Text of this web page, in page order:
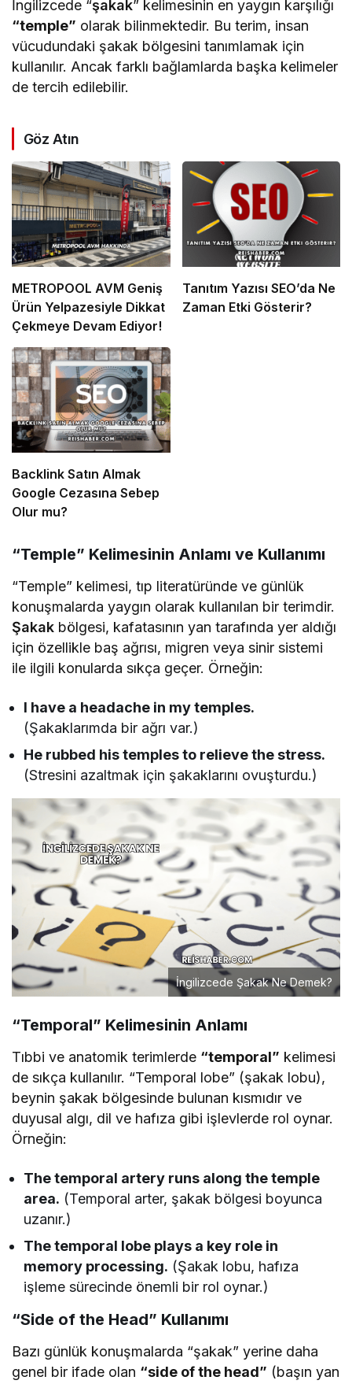
İngilizcede “şakak” kelimesinin en yaygın karşılığı
“temple” olarak bilinmektedir. Bu terim, insan
vücudundaki şakak bölgesini tanımlamak için
kullanılır. Ancak farklı bağlamlarda başka kelimeler
de tercih edilebilir.
Göz Atın
METROPOOL AVM Geniş
Ürün Yelpazesiyle Dikkat
Çekmeye Devam Ediyor!
Tanıtım Yazısı SEO’da Ne
Zaman Etki Gösterir?
Backlink Satın Almak
Google Cezasına Sebep
Olur mu?
“Temple” Kelimesinin Anlamı ve Kullanımı
“Temple” kelimesi, tıp literatüründe ve günlük
konuşmalarda yaygın olarak kullanılan bir terimdir.
Şakak bölgesi, kafatasının yan tarafında yer aldığı
için özellikle baş ağrısı, migren veya sinir sistemi
ile ilgili konularda sıkça geçer. Örneğin:
I have a headache in my temples.
(Şakaklarımda bir ağrı var.)
He rubbed his temples to relieve the stress.
(Stresini azaltmak için şakaklarını ovuşturdu.)
İngilizcede Şakak Ne Demek?
“Temporal” Kelimesinin Anlamı
Tıbbi ve anatomik terimlerde “temporal” kelimesi
de sıkça kullanılır. “Temporal lobe” (şakak lobu),
beynin şakak bölgesinde bulunan kısmıdır ve
duyusal algı, dil ve hafıza gibi işlevlerde rol oynar.
Örneğin:
The temporal artery runs along the temple
area. (Temporal arter, şakak bölgesi boyunca
uzanır.)
The temporal lobe plays a key role in
memory processing. (Şakak lobu, hafıza
işleme sürecinde önemli bir rol oynar.)
“Side of the Head” Kullanımı
Bazı günlük konuşmalarda “şakak” yerine daha
genel bir ifade olan “side of the head” (başın yan